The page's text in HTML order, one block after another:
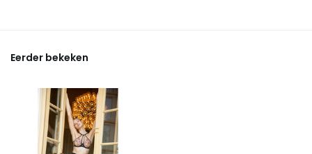
Eerder bekeken